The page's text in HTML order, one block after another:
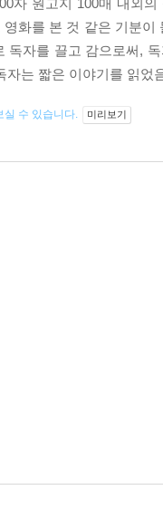
자 원고지 100매 내외
화를 본 것 같은 기분
독자를 끌고 감으로써,
자는 짧은 이야기를 읽
실 수 있습니다. 미리보기